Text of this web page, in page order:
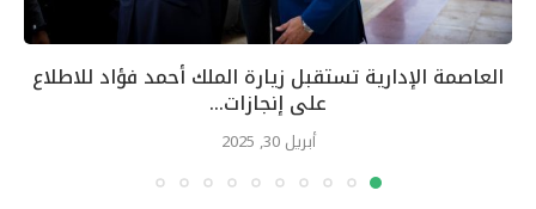
العاصمة الإدارية تستقبل زيارة الملك أحمد فؤاد للاطلاع
على إنجازات...
أبريل 30, 2025